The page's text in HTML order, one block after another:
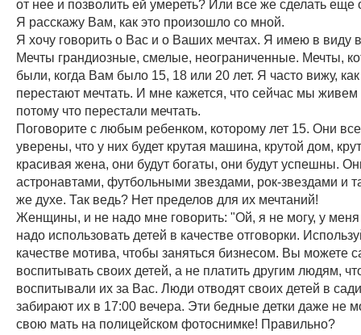
от нее и позволить ей умереть? Или все же сделать еще
Я расскажу Вам, как это произошло со мной.
Я хочу говорить о Вас и о Ваших мечтах. Я имею в виду
Мечты грандиозные, смелые, неограниченные. Мечты,
были, когда Вам было 15, 18 или 20 лет. Я часто вижу,
перестают мечтать. И мне кажется, что сейчас мы живем
потому что перестали мечтать.
Поговорите с любым ребенком, которому лет 15. Они
уверены, что у них будет крутая машина, крутой дом,
красивая жена, они будут богаты, они будут успешны.
астронавтами, футбольными звездами, рок-звездами и
же духе. Так ведь? Нет пределов для их мечтаний!
Женщины, и не надо мне говорить: "Ой, я не могу, у
надо использовать детей в качестве отговорки.
качестве мотива, чтобы заняться бизнесом. Вы можете
воспитывать своих детей, а не платить другим людям,
воспитывали их за Вас. Люди отводят своих детей в
забирают их в 17:00 вечера. Эти бедные детки даже не
свою мать на полицейском фотоснимке! Правильно?